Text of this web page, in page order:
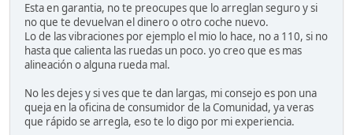
Esta en garantia, no te preocupes que lo arreglan seguro y si
no que te devuelvan el dinero o otro coche nuevo.
Lo de las vibraciones por ejemplo el mio lo hace, no a 110, si no
hasta que calienta las ruedas un poco. yo creo que es mas
alineación o alguna rueda mal.
No les dejes y si ves que te dan largas, mi consejo es pon una
queja en la oficina de consumidor de la Comunidad, ya veras
que rápido se arregla, eso te lo digo por mi experiencia.